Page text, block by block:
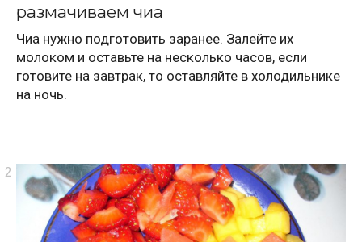
размачиваем чиа
Чиа нужно подготовить заранее. Залейте их
молоком и оставьте на несколько часов, если
готовите на завтрак, то оставляйте в холодильнике
на ночь.